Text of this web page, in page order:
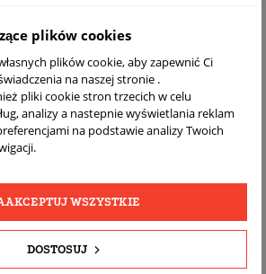
BEZPŁATNY
ZWROT
REALNE
ZDJĘCIA
OPIS
plików cookies
plików cookie, aby zapewnić Ci
na naszej stronie .
pliki cookie stron trzecich w celu
analizy a nastepnie wyświetlania reklam
na podstawie analizy Twoich
DOSTOSUJ
WSZYSTKIE